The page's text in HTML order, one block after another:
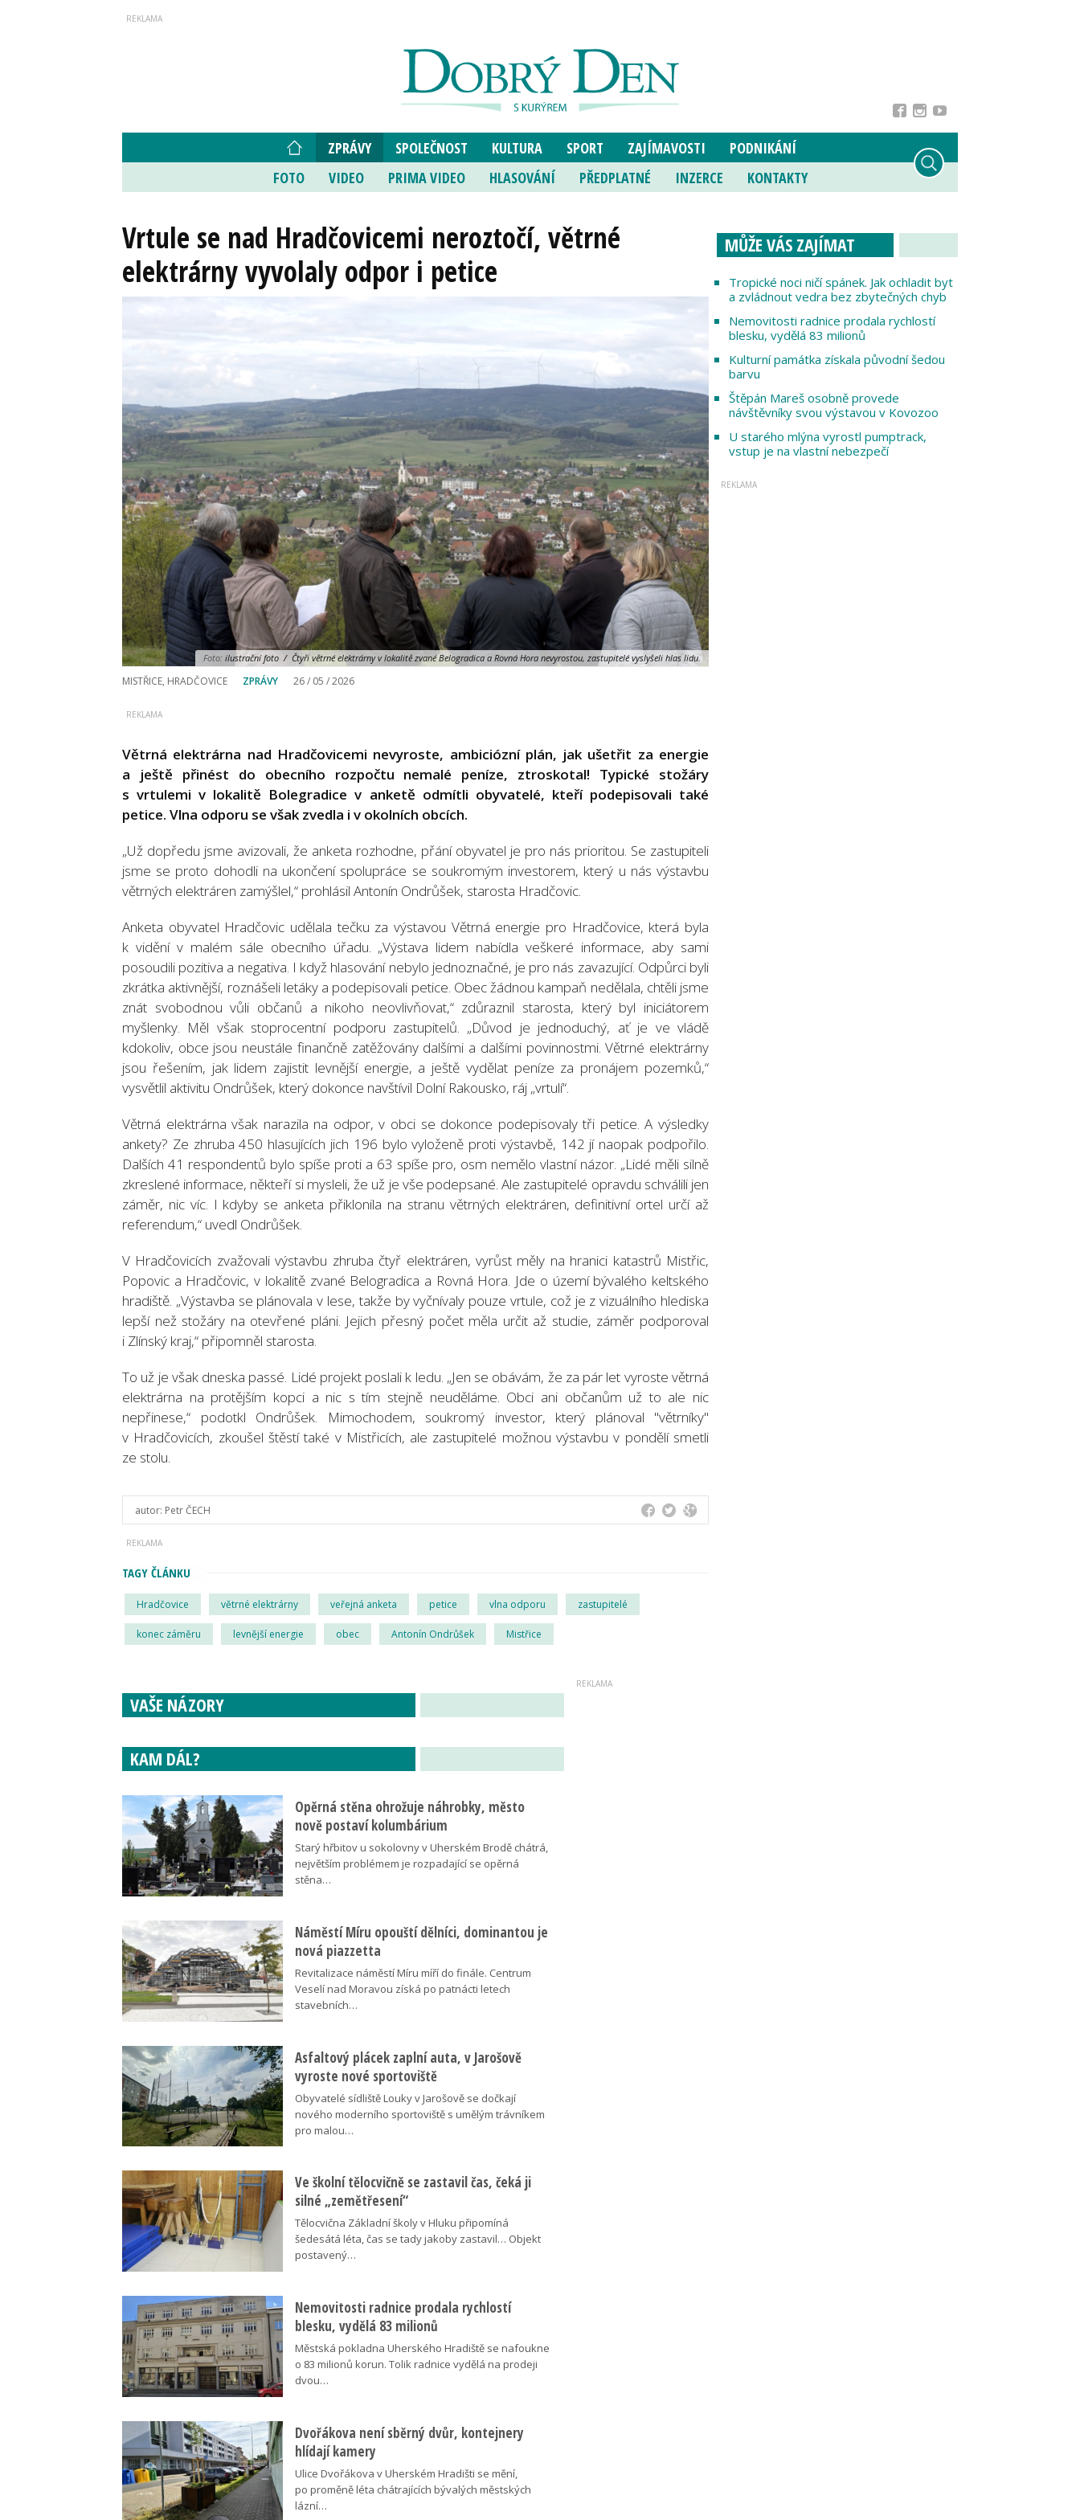
ZPRÁVY SPOLEČNOST KULTURA SPORT ZAJÍMAVOSTI
PODNIKÁNÍ
FOTO
VIDEO PRIMA VIDEO HLASOVÁNÍ PŘEDPLATNÉ INZERCE KONTAKTY
Vrtule se nad Hradčovicemi neroztočí, větrné
elektrárny vyvolaly odpor i petice
Foto: ilustrační foto / Čtyři větrné elektrárny v lokalitě zvané Belogradica a Rovná Hora nevyrostou, zastupitelé vyslyšeli hlas lidu.
MISTŘICE, HRADČOVICE ZPRÁVY 26 / 05 / 2026
Větrná elektrárna nad Hradčovicemi nevyroste, ambiciózní plán, jak ušetřit za energie
a ještě přinést do obecního rozpočtu nemalé peníze, ztroskotal! Typické stožáry
s vrtulemi v lokalitě Bolegradice v anketě odmítli obyvatelé, kteří podepisovali také
petice. Vlna odporu se však zvedla i v okolních obcích.
„Už dopředu jsme avizovali, že anketa rozhodne, přání obyvatel je pro nás prioritou. Se zastupiteli
jsme se proto dohodli na ukončení spolupráce se soukromým investorem, který u nás výstavbu
větrných elektráren zamýšlel,“ prohlásil Antonín Ondrůšek, starosta Hradčovic.
Anketa obyvatel Hradčovic udělala tečku za výstavou Větrná energie pro Hradčovice, která byla
k vidění v malém sále obecního úřadu. „Výstava lidem nabídla veškeré informace, aby sami
posoudili pozitiva a negativa. I když hlasování nebylo jednoznačné, je pro nás zavazující. Odpůrci byli
zkrátka aktivnější, roznášeli letáky a podepisovali petice. Obec žádnou kampaň nedělala, chtěli jsme
znát svobodnou vůli občanů a nikoho neovlivňovat,“ zdůraznil starosta, který byl iniciátorem
myšlenky. Měl však stoprocentní podporu zastupitelů. „Důvod je jednoduchý, ať je ve vládě
kdokoliv, obce jsou neustále finančně zatěžovány dalšími a dalšími povinnostmi. Větrné elektrárny
jsou řešením, jak lidem zajistit levnější energie, a ještě vydělat peníze za pronájem pozemků,“
vysvětlil aktivitu Ondrůšek, který dokonce navštívil Dolní Rakousko, ráj „vrtulí“.
Větrná elektrárna však narazila na odpor, v obci se dokonce podepisovaly tři petice. A výsledky
ankety? Ze zhruba 450 hlasujících jich 196 bylo vyloženě proti výstavbě, 142 jí naopak podpořilo.
Dalších 41 respondentů bylo spíše proti a 63 spíše pro, osm nemělo vlastní názor. „Lidé měli silně
zkreslené informace, někteří si mysleli, že už je vše podepsané. Ale zastupitelé opravdu schválili jen
záměr, nic víc. I kdyby se anketa přiklonila na stranu větrných elektráren, definitivní ortel určí až
referendum,“ uvedl Ondrůšek.
V Hradčovicích zvažovali výstavbu zhruba čtyř elektráren, vyrůst měly na hranici katastrů Mistřic,
Popovic a Hradčovic, v lokalitě zvané Belogradica a Rovná Hora. Jde o území bývalého keltského
hradiště. „Výstavba se plánovala v lese, takže by vyčnívaly pouze vrtule, což je z vizuálního hlediska
lepší než stožáry na otevřené pláni. Jejich přesný počet měla určit až studie, záměr podporoval
i Zlínský kraj,“ připomněl starosta.
To už je však dneska passé. Lidé projekt poslali k ledu. „Jen se obávám, že za pár let vyroste větrná
elektrárna na protějším kopci a nic s tím stejně neuděláme. Obci ani občanům už to ale nic
nepřinese,“ podotkl Ondrůšek. Mimochodem, soukromý investor, který plánoval "větrníky"
v Hradčovicích, zkoušel štěstí také v Mistřicích, ale zastupitelé možnou výstavbu v pondělí smetli
ze stolu.
autor: Petr ČECH
TAGY ČLÁNKU
Hradčovice větrné elektrárny veřejná anketa petice vlna odporu zastupitelé
konec záměru levnější energie obec Antonín Ondrůšek Mistřice
MŮŽE VÁS ZAJÍMAT
Tropické noci ničí spánek. Jak ochladit byt
a zvládnout vedra bez zbytečných chyb
Nemovitosti radnice prodala rychlostí
blesku, vydělá 83 milionů
Kulturní památka získala původní šedou
barvu
Štěpán Mareš osobně provede
návštěvníky svou výstavou v Kovozoo
U starého mlýna vyrostl pumptrack,
vstup je na vlastní nebezpečí
VAŠE NÁZORY
KAM DÁL?
Opěrná stěna ohrožuje náhrobky, město
nově postaví kolumbárium
Starý hřbitov u sokolovny v Uherském Brodě chátrá,
největším problémem je rozpadající se opěrná
stěna…
Náměstí Míru opouští dělníci, dominantou je
nová piazzetta
Revitalizace náměstí Míru míří do finále. Centrum
Veselí nad Moravou získá po patnácti letech
stavebních…
Asfaltový plácek zaplní auta, v Jarošově
vyroste nové sportoviště
Obyvatelé sídliště Louky v Jarošově se dočkají
nového moderního sportoviště s umělým trávníkem
pro malou…
Ve školní tělocvičně se zastavil čas, čeká ji
silné „zemětřesení“
Tělocvična Základní školy v Hluku připomíná
šedesátá léta, čas se tady jakoby zastavil… Objekt
postavený…
Nemovitosti radnice prodala rychlostí
blesku, vydělá 83 milionů
Městská pokladna Uherského Hradiště se nafoukne
o 83 milionů korun. Tolik radnice vydělá na prodeji
dvou…
Dvořákova není sběrný dvůr, kontejnery
hlídají kamery
Ulice Dvořákova v Uherském Hradišti se mění,
po proměně léta chátrajících bývalých městských
lázní…